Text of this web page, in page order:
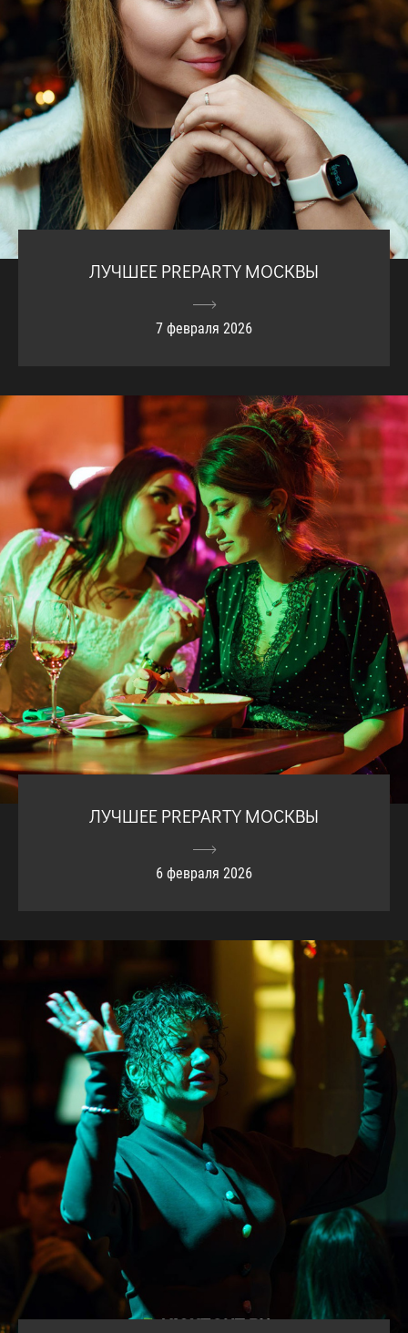
ЛУЧШЕЕ PREPARTY МОСКВЫ
7 февраля 2026
ЛУЧШЕЕ PREPARTY МОСКВЫ
6 февраля 2026